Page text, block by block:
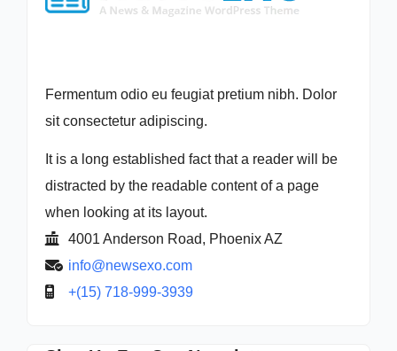
Fermentum odio eu feugiat pretium nibh. Dolor
sit consectetur adipiscing.
It is a long established fact that a reader will be
distracted by the readable content of a page
when looking at its layout.
4001 Anderson Road, Phoenix AZ
info@newsexo.com
+(15) 718-999-3939